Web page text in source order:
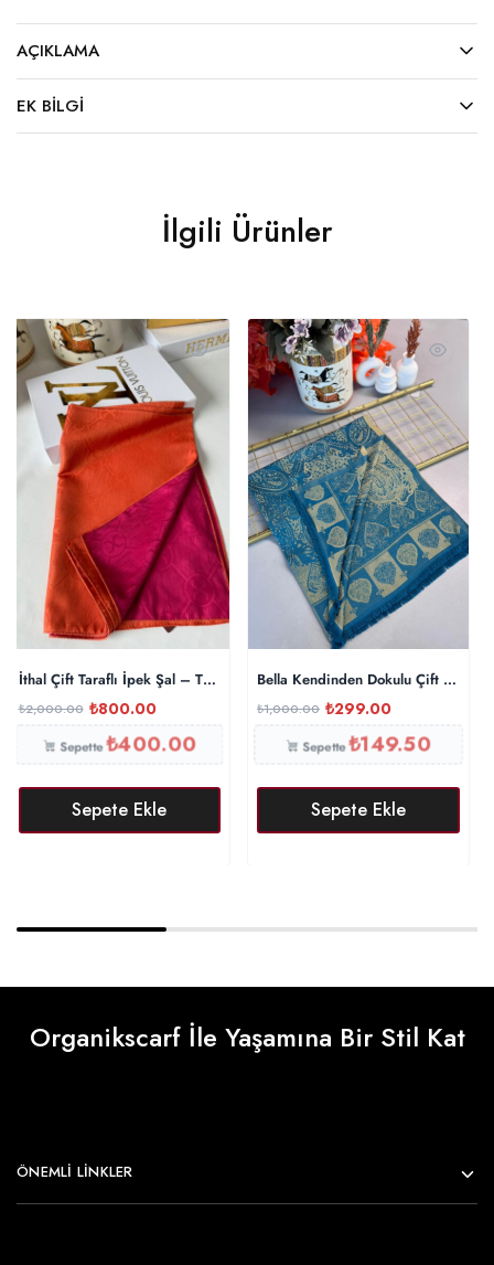
AÇIKLAMA
EK BILGI
İlgili Ürünler
İthal Çift Taraflı İpek Şal – Turuncu/Fuşya
₺2,000.00 ₺800.00
Sepette₺400.00
Sepete Ekle
Bella Kendinden Dokulu Çift
₺1,000.00 ₺299.00
Sepette₺149.50
Sepete Ekle
Organikscarf İle Yaşamına Bir Stil Kat
ÖNEMLI LINKLER